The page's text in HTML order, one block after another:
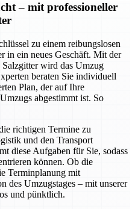
– mit professioneller
zu einem reibungslosen
in ein neues Geschäft. Mit der
wird das Umzug
beraten Sie individuell
Plan, der auf Ihre
abgestimmt ist. So
richtigen Termine zu
und den Transport
diese Aufgaben für Sie, sodass
können. Ob die
Terminplanung mit
des Umzugstages – mit unserer
und pünktlich.